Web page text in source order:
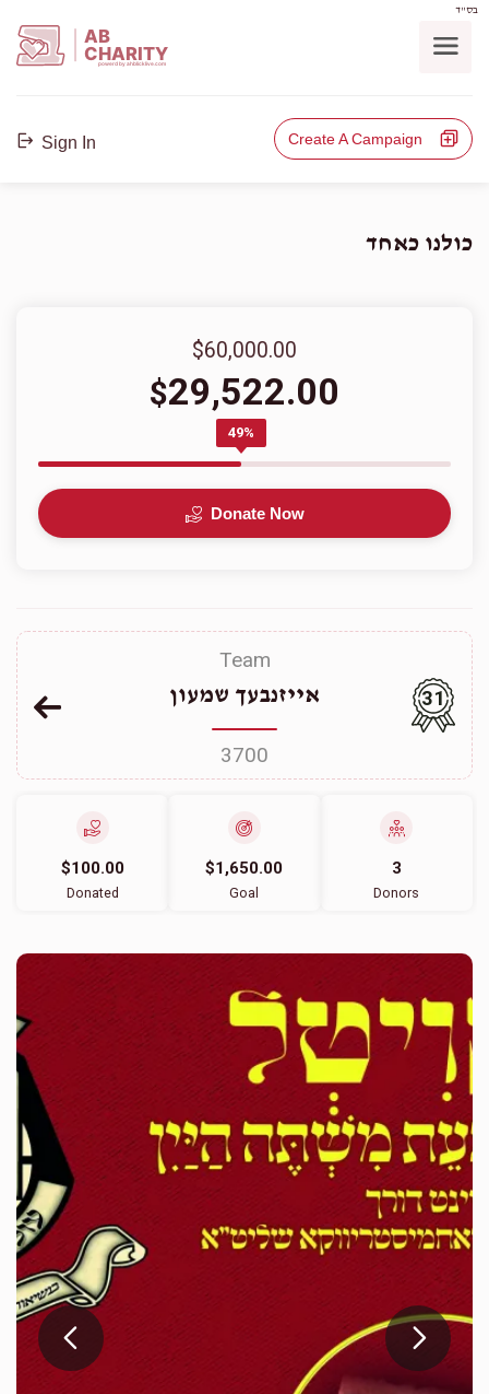
בס"ד
AB
CHARITY
powerd by ahblicklive.com
Sign In Create A Campaign
כולנו כאחד
$60,000.00
$29,522.00
49%
Donate Now
Team
אייזנבעך שמעון
3700
31
$100.00
Donated
$1,650.00
Goal
3
Donors